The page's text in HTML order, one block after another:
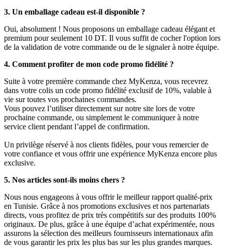
3. Un emballage cadeau est-il disponible ?
Oui, absolument ! Nous proposons un emballage cadeau élégant et
premium pour seulement 10 DT. Il vous suffit de cocher l'option lors
de la validation de votre commande ou de le signaler à notre équipe.
4. Comment profiter de mon code promo fidélité ?
Suite à votre première commande chez MyKenza, vous recevrez
dans votre colis un code promo fidélité exclusif de 10%, valable à
vie sur toutes vos prochaines commandes.
Vous pouvez l’utiliser directement sur notre site lors de votre
prochaine commande, ou simplement le communiquer à notre
service client pendant l’appel de confirmation.
Un privilège réservé à nos clients fidèles, pour vous remercier de
votre confiance et vous offrir une expérience MyKenza encore plus
exclusive.
5. Nos articles sont-ils moins chers ?
Nous nous engageons à vous offrir le meilleur rapport qualité-prix
en Tunisie. Grâce à nos promotions exclusives et nos partenariats
directs, vous profitez de prix très compétitifs sur des produits 100%
originaux. De plus, grâce à une équipe d’achat expérimentée, nous
assurons la sélection des meilleurs fournisseurs internationaux afin
de vous garantir les prix les plus bas sur les plus grandes marques.